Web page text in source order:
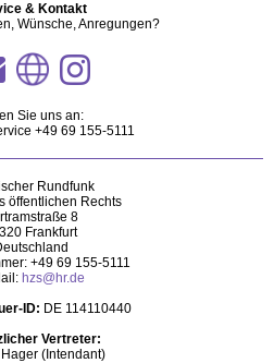
& Kontakt
Wünsche, Anregungen?
Sie uns an:
+49 69 155-5111
Rundfunk
öffentlichen Rechts
8
Frankfurt
+49 69 155-5111
hzs@hr.de
ID: DE 114110440
Vertreter:
(Intendant)